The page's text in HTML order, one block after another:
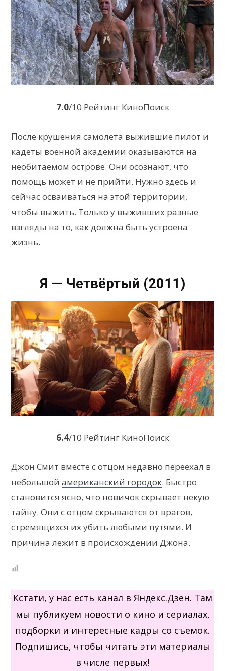
7.0/10 Рейтинг КиноПоиск
После крушения самолета выжившие пилот и
кадеты военной академии оказываются на
необитаемом острове. Они осознают, что
помощь может и не прийти. Нужно здесь и
сейчас осваиваться на этой территории,
чтобы выжить. Только у выживших разные
взгляды на то, как должна быть устроена
жизнь.
Я — Четвёртый (2011)
6.4/10 Рейтинг КиноПоиск
Джон Смит вместе с отцом недавно переехал в
небольшой американский городок. Быстро
становится ясно, что новичок скрывает некую
тайну. Они с отцом скрываются от врагов,
стремящихся их убить любыми путями. И
причина лежит в происхождении Джона.
Кстати, у нас есть канал в Яндекс.Дзен. Там
мы публикуем новости о кино и сериалах,
подборки и интересные кадры со съемок.
Подпишись, чтобы читать эти материалы
в числе первых!